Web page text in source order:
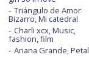
Triángulo de Amor
Bizarro, Mi catedral
Charli xcx, Music,
fashion, film
Ariana Grande, Petal